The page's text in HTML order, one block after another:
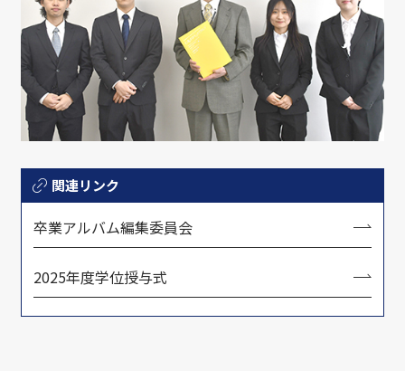
関連リンク
卒業アルバム編集委員会
2025年度学位授与式